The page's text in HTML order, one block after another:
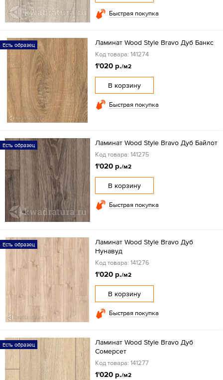
Быстрая покупка
Есть образец Ламинат Wood Style Bravo Дуб Банкс
Код товара: 141274
1'020 р./м2
В корзину
Быстрая покупка
Есть образец Ламинат Wood Style Bravo Дуб Байлот
Код товара: 141275
1'020 р./м2
В корзину
Быстрая покупка
Есть образец
Ламинат Wood Style Bravo Дуб
Нунавуд
Код товара: 141276
1'020 р./м2
В корзину
Быстрая покупка
Есть образец
Ламинат Wood Style Bravo Дуб
Сомерсет
Код товара: 141277
1'020 р./м2